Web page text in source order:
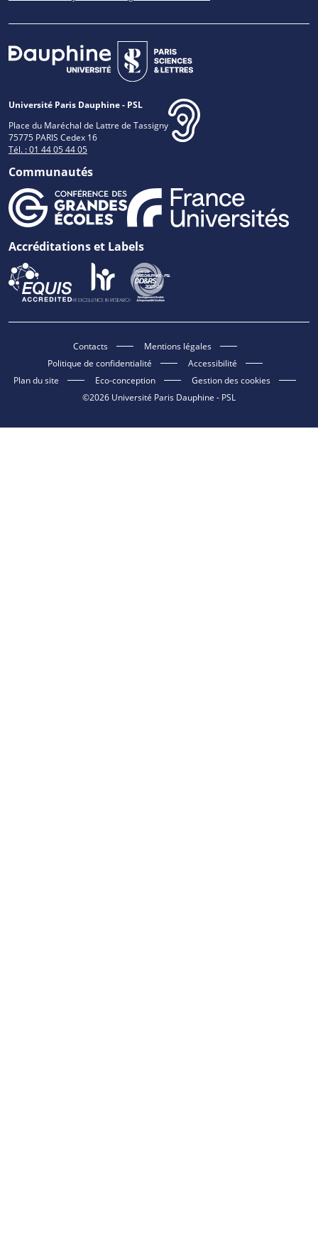
Université Paris Dauphine - PSL
Place du Maréchal de Lattre de Tassigny
75775 PARIS Cedex 16
Tél. : 01 44 05 44 05
Communautés
Accréditations et Labels
Contacts
Mentions légales
Politique de confidentialité
Accessibilité
Plan du site
Eco-conception
Gestion des cookies
©2026 Université Paris Dauphine - PSL